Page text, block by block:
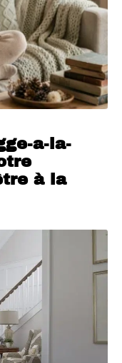
a-la-
à la